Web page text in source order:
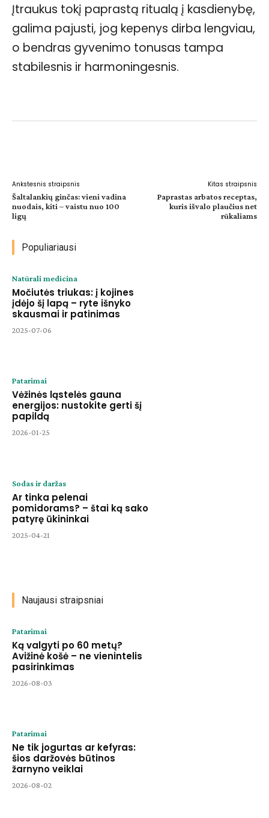
Įtraukus tokį paprastą ritualą į kasdienybę,
galima pajusti, jog kepenys dirba lengviau,
o bendras gyvenimo tonusas tampa
stabilesnis ir harmoningesnis.
Ankstesnis straipsnis
Šaltalankių ginčas: vieni vadina
nuodais, kiti – vaistu nuo 100
ligų
Kitas straipsnis
Paprastas arbatos receptas,
kuris išvalo plaučius net
rūkaliams
Populiariausi
Natūrali medicina
Močiutės triukas: į kojines
įdėjo šį lapą – ryte išnyko
skausmai ir patinimas
2025-07-06
Patarimai
Vėžinės ląstelės gauna
energijos: nustokite gerti šį
papildą
2026-01-25
Sodas ir daržas
Ar tinka pelenai
pomidorams? – štai ką sako
patyrę ūkininkai
2025-04-21
Naujausi straipsniai
Patarimai
Ką valgyti po 60 metų?
Avižinė košė – ne vienintelis
pasirinkimas
2026-08-03
Patarimai
Ne tik jogurtas ar kefyras:
šios daržovės būtinos
žarnyno veiklai
2026-08-02